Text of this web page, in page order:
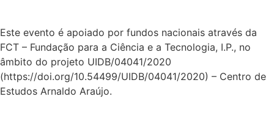
Este evento é apoiado por fundos nacionais através da
FCT – Fundação para a Ciência e a Tecnologia, I.P., no
âmbito do projeto UIDB/04041/2020
(https://doi.org/10.54499/UIDB/04041/2020) – Centro de
Estudos Arnaldo Araújo.